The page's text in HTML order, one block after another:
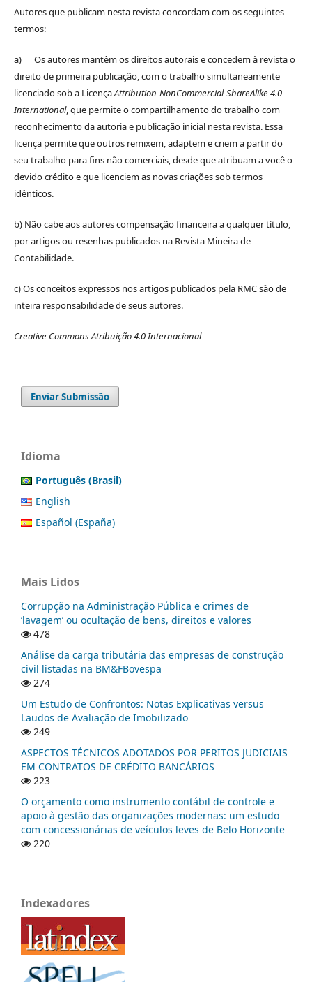
Autores que publicam nesta revista concordam com os seguintes
termos:
a) Os autores mantêm os direitos autorais e concedem à revista o
direito de primeira publicação, com o trabalho simultaneamente
licenciado sob a LicençaAttribution-NonCommercial-ShareAlike 4.0
International, que permite o compartilhamento do trabalho com
reconhecimento da autoria e publicação inicial nesta revista. Essa
licença permite que outros remixem, adaptem e criem a partir do
seu trabalho para fins não comerciais, desde que atribuam a você o
devido crédito e que licenciem as novas criações sob termos
idênticos.
b) Não cabe aos autores compensação financeira a qualquer título,
por artigos ou resenhas publicados na Revista Mineira de
Contabilidade.
c) Os conceitos expressos nos artigos publicados pela RMC são de
inteira responsabilidade de seus autores.
Creative Commons Atribuição 4.0 Internacional
Enviar Submissão
Idioma
Português (Brasil)
English
Español (España)
Mais Lidos
Corrupção na Administração Pública e crimes de
‘lavagem’ ou ocultação de bens, direitos e valores
478
Análise da carga tributária das empresas de construção
civil listadas na BM&FBovespa
274
Um Estudo de Confrontos: Notas Explicativas versus
Laudos de Avaliação de Imobilizado
249
ASPECTOS TÉCNICOS ADOTADOS POR PERITOS JUDICIAIS
EM CONTRATOS DE CRÉDITO BANCÁRIOS
223
O orçamento como instrumento contábil de controle e
apoio à gestão das organizações modernas: um estudo
com concessionárias de veículos leves de Belo Horizonte
220
Indexadores